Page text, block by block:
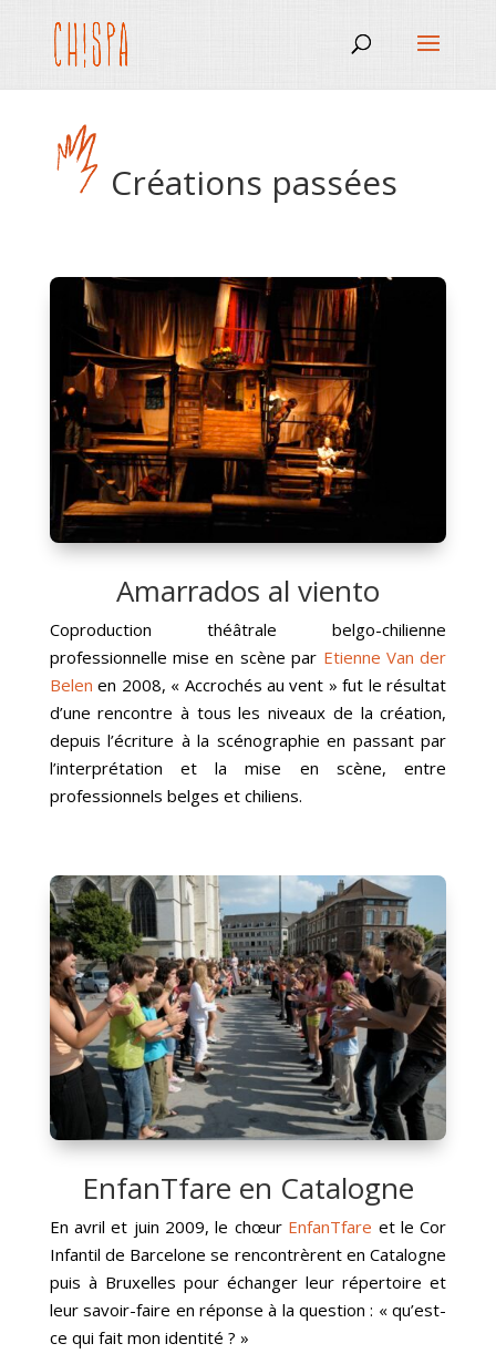
Créations passées
Amarrados al viento
Coproduction théâtrale belgo-chilienne
professionnelle mise en scène par Etienne Van der
Belen en 2008, « Accrochés au vent » fut le résultat
d’une rencontre à tous les niveaux de la création,
depuis l’écriture à la scénographie en passant par
l’interprétation et la mise en scène, entre
professionnels belges et chiliens.
EnfanTfare en Catalogne
En avril et juin 2009, le chœur EnfanTfare et le Cor
Infantil de Barcelone se rencontrèrent en Catalogne
puis à Bruxelles pour échanger leur répertoire et
leur savoir-faire en réponse à la question : « qu’est-
ce qui fait mon identité ? »